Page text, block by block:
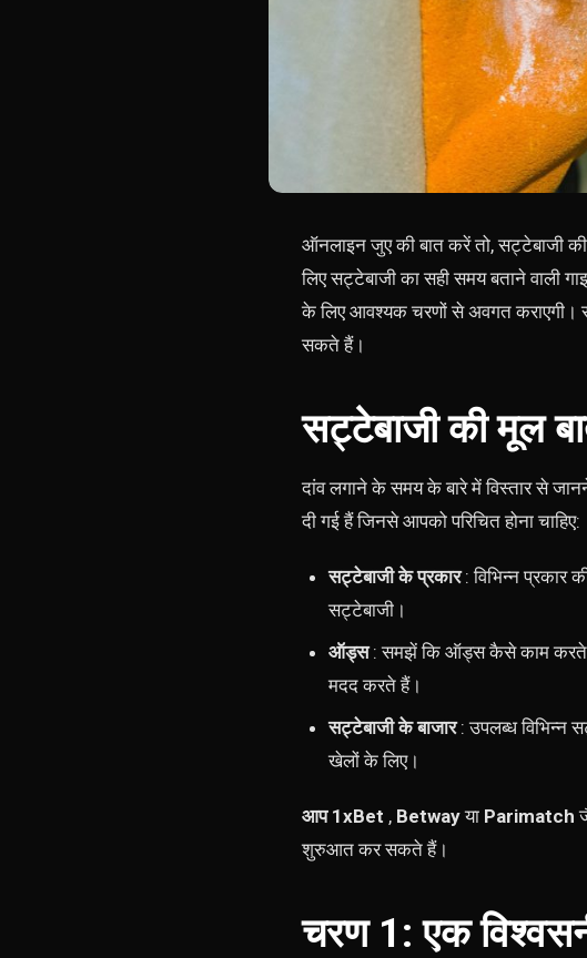
ऑनलाइन जुए की बात करें तो, सट्टेबाजी
लिए सट्टेबाजी का सही समय बताने
के लिए आवश्यक चरणों से अवगत कराएगी।
सकते हैं।
सट्टेबाजी की मूल
दांव लगाने के समय के बारे में विस्तार से
दी गई हैं जिनसे आपको परिचित होना चाहिए:
सट्टेबाजी के प्रकार: विभिन्न प्रकार
सट्टेबाजी।
ऑड्स: समझें कि ऑड्स कैसे काम करते हैं,
मदद करते हैं।
सट्टेबाजी के बाजार: उपलब्ध विभिन्न
खेलों के लिए।
आप 1xBet , Betwayया Parimatch
शुरुआत कर सकते हैं।
चरण 1: एक